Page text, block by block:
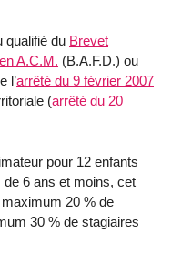
qualifié du Brevet
A.C.M. (B.A.F.D.) ou
l’arrêté du 9 février 2007
(arrêté du 20
pour 12 enfants
de 6 ans et moins, cet
20 % de
30 % de stagiaires